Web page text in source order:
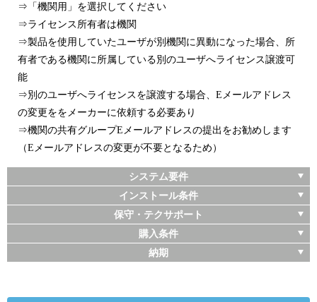
⇒「機関用」を選択してください
⇒ライセンス所有者は機関
⇒製品を使用していたユーザが別機関に異動になった場合、所
有者である機関に所属している別のユーザへライセンス譲渡可
能
⇒別のユーザへライセンスを譲渡する場合、Eメールアドレス
の変更ををメーカーに依頼する必要あり
⇒機関の共有グループEメールアドレスの提出をお勧めします
（Eメールアドレスの変更が不要となるため）
システム要件
インストール条件
保守・テクサポート
購入条件
納期